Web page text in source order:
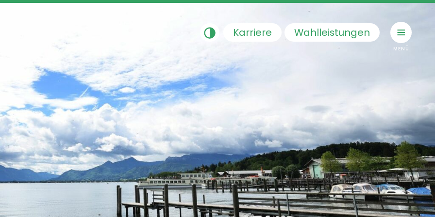
Karriere Wahlleistungen
Toggle navigation
Geschäftsführung
Chefärzte
Oberärzte
Leitbild